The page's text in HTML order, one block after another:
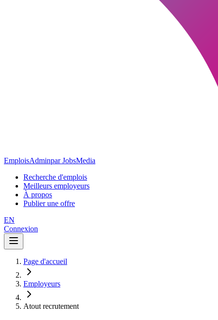
EmploisAdminpar JobsMedia
Recherche d'emplois
Meilleurs employeurs
À propos
Publier une offre
EN
Connexion
Page d'accueil
Employeurs
Atout recrutement